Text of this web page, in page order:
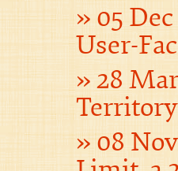
05
User-
28
08